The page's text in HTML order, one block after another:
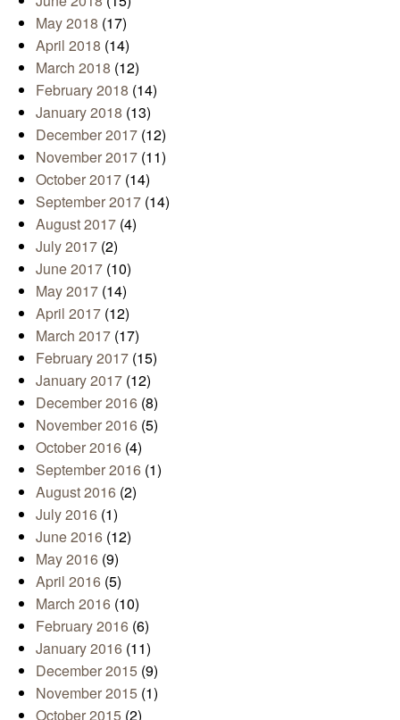
May 2018 (17)
April 2018 (14)
March 2018 (12)
February 2018 (14)
January 2018 (13)
December 2017 (12)
November 2017 (11)
October 2017 (14)
September 2017 (14)
August 2017 (4)
July 2017 (2)
June 2017 (10)
May 2017 (14)
April 2017 (12)
March 2017 (17)
February 2017 (15)
January 2017 (12)
December 2016 (8)
November 2016 (5)
October 2016 (4)
September 2016 (1)
August 2016 (2)
July 2016 (1)
June 2016 (12)
May 2016 (9)
April 2016 (5)
March 2016 (10)
February 2016 (6)
January 2016 (11)
December 2015 (9)
November 2015 (1)
October 2015 (2)